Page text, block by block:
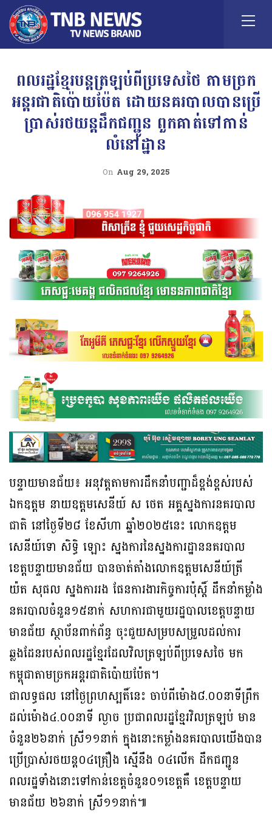
ពលរដ្ឋខ្មែរបន្តត្រឡប់ពីប្រទេសថៃ តាមច្រក
អន្តរជាតិប៉ោយប៉ែត ដោយនគរបាលបានប្រើ
ប្រាស់រថយន្តដឹកជញ្ជូន ពួកគាត់ទៅកាន់
លំនៅដ្ឋាន
On Aug 29, 2025
បន្ទាយមានជ័យ៖ អនុវត្តតាមការដឹកនាំបញ្ជាដ៏ខ្ពង់ខ្ពស់របស់
ឯកឧត្តម នាយឧត្តមសេនីយ៍ ស ថេត អគ្គស្នងការនគរបាល
ជាតិ នៅថ្ងៃទី២៨ ខែសីហា ឆ្នាំ២០២៥នេះ លោកឧត្តម
សេនីយ៍ទោ សិទ្ធិ ឡោះ ស្នងការនៃស្នងការដ្ឋាននគរបាល
ខេត្តបន្ទាយមានជ័យ បានចាត់តាំងលោកឧត្តមសេនីយ៍ត្រី
យ៉ត សុផល ស្នងការរង ផែនការងារកិច្ចការប៉ុស្តិ៍ ដឹកនាំកម្លាំង
នគរបាលចំនួន១៥នាក់ សហការជាមួយរដ្ឋបាលខេត្តបន្ទាយ
មានជ័យ ស្ថាប័នពាក់ព័ន្ធ ចុះជួយសម្របសម្រួលដល់ការ
ឆ្លងដែនរបស់ពលរដ្ឋខ្មែរដែលវិលត្រឡប់ពីប្រទេសថៃ មក
កម្ពុជាតាមច្រកអន្តរជាតិប៉ោយប៉ែត។
ជាលទ្ធផល នៅថ្ងៃព្រហស្បតិ៍នេះ ចាប់ពីម៉ោង៨.០០នាទីព្រឹក
ដល់ម៉ោង៤.០០នាទី ល្ងាច ប្រជាពលរដ្ឋខ្មែរវិលត្រឡប់ មាន
ចំនួន២៦នាក់ ស្រី១១នាក់ ក្នុងនោះកម្លាំងនគរបាលយើងបាន
ប្រើប្រាស់រថយន្ត០៤គ្រឿង ស្មើនឹង ០៤លើក ដឹកជញ្ជូន
ពលរដ្ឋទាំងនោះទៅកាន់ខេត្តចំនួន០១ខេត្តគឺ ខេត្តបន្ទាយ
មានជ័យ ២៦នាក់ ស្រី១១នាក់៕